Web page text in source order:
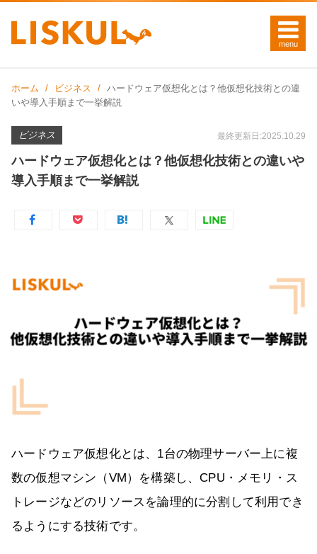
ホーム ビジネス
ハードウェア仮想化とは？他仮想化技術との違
いや導入手順まで一挙解説
ビジネス 最終更新日:2025.10.29
ハードウェア仮想化とは？他仮想化技術との違いや
導入手順まで一挙解説
ハードウェア仮想化とは、1台の物理サーバー上に複
数の仮想マシン（VM）を構築し、CPU・メモリ・ス
トレージなどのリソースを論理的に分割して利用でき
るようにする技術です。